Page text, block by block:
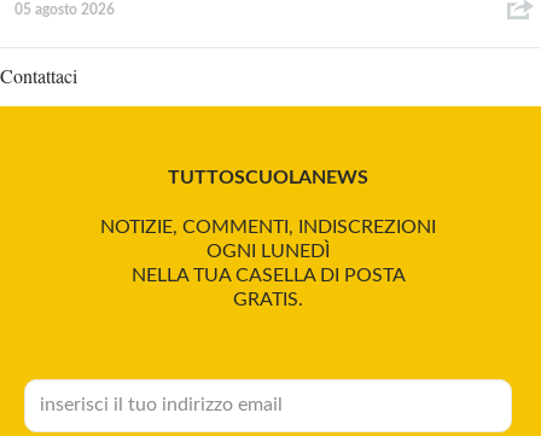
05 agosto 2026
Contattaci
TUTTOSCUOLANEWS
NOTIZIE, COMMENTI, INDISCREZIONI
OGNI LUNEDÌ
NELLA TUA CASELLA DI POSTA
GRATIS.